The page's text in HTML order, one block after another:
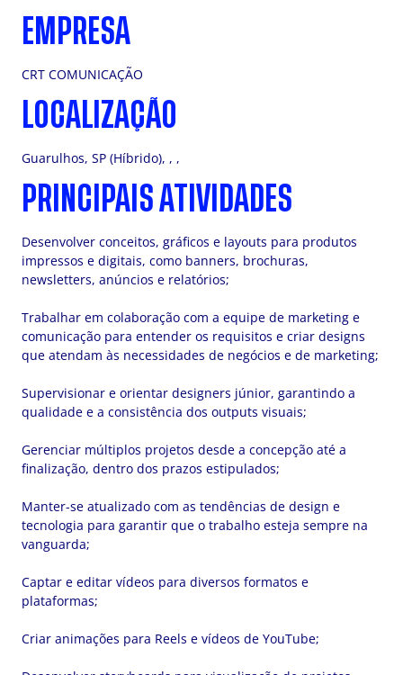
EMPRESA
CRT COMUNICAÇÃO
LOCALIZAÇÃO
Guarulhos, SP (Híbrido), , ,
PRINCIPAIS ATIVIDADES
Desenvolver conceitos, gráficos e layouts para produtos
impressos e digitais, como banners, brochuras,
newsletters, anúncios e relatórios;
Trabalhar em colaboração com a equipe de marketing e
comunicação para entender os requisitos e criar designs
que atendam às necessidades de negócios e de marketing;
Supervisionar e orientar designers júnior, garantindo a
qualidade e a consistência dos outputs visuais;
Gerenciar múltiplos projetos desde a concepção até a
finalização, dentro dos prazos estipulados;
Manter-se atualizado com as tendências de design e
tecnologia para garantir que o trabalho esteja sempre na
vanguarda;
Captar e editar vídeos para diversos formatos e
plataformas;
Criar animações para Reels e vídeos de YouTube;